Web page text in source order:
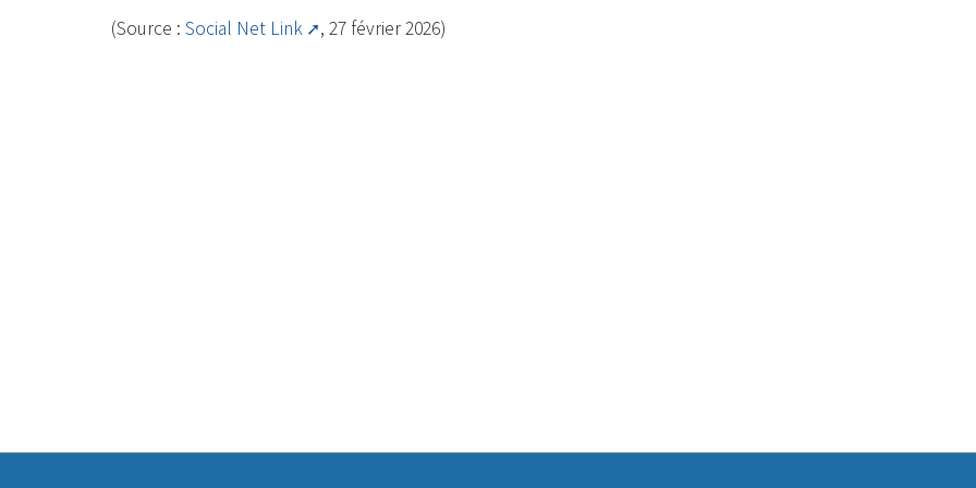
(Source : Social Net Link , 27 février 2026)